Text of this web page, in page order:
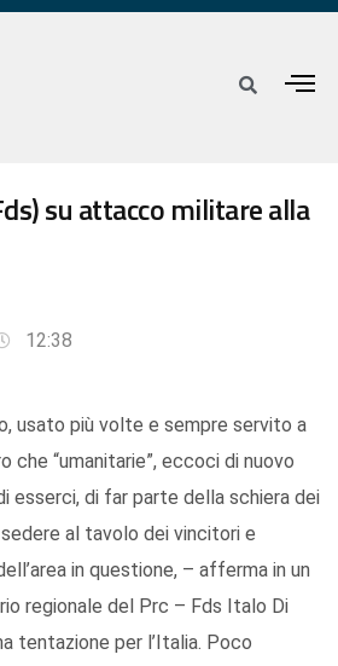
su attacco militare alla
12:38
usato più volte e sempre servito a
che “umanitarie”, eccoci di nuovo
esserci, di far parte della schiera dei
al tavolo dei vincitori e
in questione, – afferma in un
regionale del Prc – Fds Italo Di
tentazione per l’Italia. Poco